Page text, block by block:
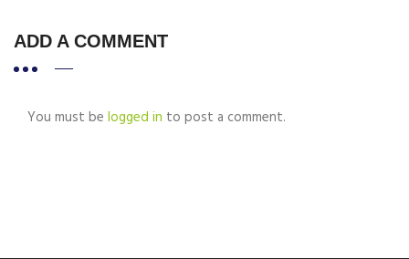
ADD A COMMENT
You must be logged in to post a comment.